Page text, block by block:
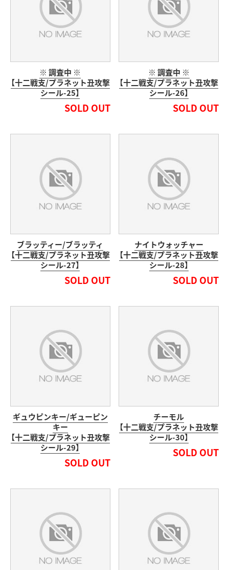
※ 調査中 ※
【十二戦支/プラネット丑攻撃
シール-25】
SOLD OUT
※ 調査中 ※
【十二戦支/プラネット丑攻撃
シール-26】
SOLD OUT
ブラッティー/ブラッティ
【十二戦支/プラネット丑攻撃
シール-27】
SOLD OUT
ナイトウォッチャー
【十二戦支/プラネット丑攻撃
シール-28】
SOLD OUT
ギュウピンキー/ギューピン
キー
【十二戦支/プラネット丑攻撃
シール-29】
SOLD OUT
チーモル
【十二戦支/プラネット丑攻撃
シール-30】
SOLD OUT